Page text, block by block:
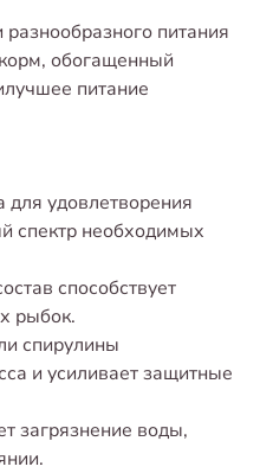
питания
обогащенный
питание
удовлетворения
спектр необходимых
способствует
рыбок.
спирулины
и усиливает защитные
загрязнение воды,